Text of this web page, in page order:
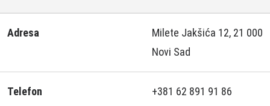
Adresa
Milete Jakšića 12, 21 000
Novi Sad
Telefon +381 62 891 91 86